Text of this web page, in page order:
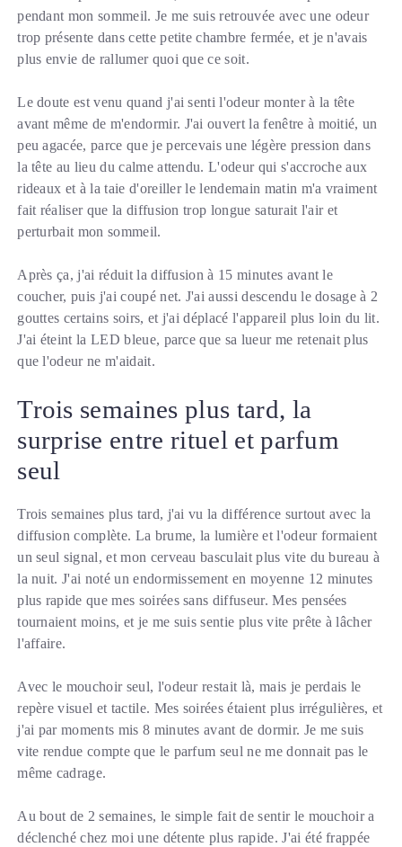
pendant mon sommeil. Je me suis retrouvée avec une odeur
trop présente dans cette petite chambre fermée, et je n'avais
plus envie de rallumer quoi que ce soit.
Le doute est venu quand j'ai senti l'odeur monter à la tête
avant même de m'endormir. J'ai ouvert la fenêtre à moitié, un
peu agacée, parce que je percevais une légère pression dans
la tête au lieu du calme attendu. L'odeur qui s'accroche aux
rideaux et à la taie d'oreiller le lendemain matin m'a vraiment
fait réaliser que la diffusion trop longue saturait l'air et
perturbait mon sommeil.
Après ça, j'ai réduit la diffusion à 15 minutes avant le
coucher, puis j'ai coupé net. J'ai aussi descendu le dosage à 2
gouttes certains soirs, et j'ai déplacé l'appareil plus loin du lit.
J'ai éteint la LED bleue, parce que sa lueur me retenait plus
que l'odeur ne m'aidait.
Trois semaines plus tard, la
surprise entre rituel et parfum
seul
Trois semaines plus tard, j'ai vu la différence surtout avec la
diffusion complète. La brume, la lumière et l'odeur formaient
un seul signal, et mon cerveau basculait plus vite du bureau à
la nuit. J'ai noté un endormissement en moyenne 12 minutes
plus rapide que mes soirées sans diffuseur. Mes pensées
tournaient moins, et je me suis sentie plus vite prête à lâcher
l'affaire.
Avec le mouchoir seul, l'odeur restait là, mais je perdais le
repère visuel et tactile. Mes soirées étaient plus irrégulières, et
j'ai par moments mis 8 minutes avant de dormir. Je me suis
vite rendue compte que le parfum seul ne me donnait pas le
même cadrage.
Au bout de 2 semaines, le simple fait de sentir le mouchoir a
déclenché chez moi une détente plus rapide. J'ai été frappée